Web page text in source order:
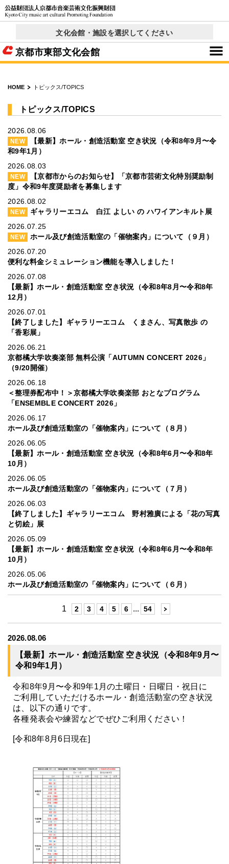
文化会館・施設を選択してください
京都コンサートホール
東部文化会館
呉竹文化センター
西文化会館ウエスティ
北文化会館
右京ふれあい文化会館
ロームシアター京都
京都市東部文化会館
HOME トピックス/TOPICS
トピックス/TOPICS
2026.08.06
NEW
【最新】ホール・創造活動室 空き状況（令和8年9月〜令
和9年1月）
2026.08.03
NEW
【京都市からのお知らせ】「京都市芸術文化特別奨励制
度」令和9年度奨励者を募集します
2026.08.02
NEW
ギャラリーエコム 白江 よしい の ハワイアンキルト展
2026.07.25
NEW
ホール及び創造活動室の「催物案内」について（９月）
2026.07.20
便利な料金シミュレーション機能を導入しました！
2026.07.08
【最新】ホール・創造活動室 空き状況（令和8年8月〜令和8年
12月）
2026.07.01
【終了しました】ギャラリーエコム くまさん、写真散歩 の
「香彩展」
2026.06.21
京都橘大学吹奏楽部 無料公演「AUTUMN CONCERT 2026」
（9/20開催）
2026.06.18
＜整理券配布中！＞京都橘大学吹奏楽部 おとなプログラム
「ENSEMBLE CONCERT 2026」
2026.06.17
ホール及び創造活動室の「催物案内」について（８月）
2026.06.05
【最新】ホール・創造活動室 空き状況（令和8年6月〜令和8年
10月）
2026.06.05
ホール及び創造活動室の「催物案内」について（７月）
2026.06.03
【終了しました】ギャラリーエコム 野村雅廣による「花の写真
と切絵」展
2026.05.09
【最新】ホール・創造活動室 空き状況（令和8年6月〜令和8年
10月）
2026.05.06
ホール及び創造活動室の「催物案内」について（６月）
1 2 3 4 5 6 ... 54
2026.08.06
【最新】ホール・創造活動室 空き状況（令和8年9月〜
令和9年1月）
令和8年9月〜令和9年1月の土曜日・日曜日・祝日に
ご利用していただけるホール・創造活動室の空き状況
は、以下の通りです。
各種発表会や練習などでぜひご利用ください！
[令和8年8月6日現在]